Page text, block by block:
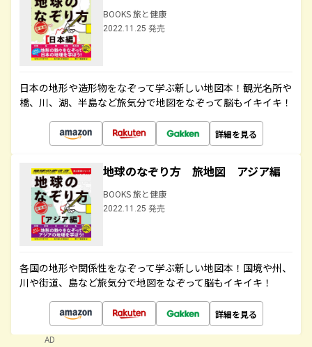
BOOKS 旅と健康
2022.11.25 発売
日本の地形や造形物をなぞって学ぶ新しい地図本！観光名所や
橋、川、湖、半島など旅気分で地図をなぞって脳もイキイキ！
詳細を見る
地球のなぞり方 旅地図 アジア編
BOOKS 旅と健康
2022.11.25 発売
各国の地形や関係性をなぞって学ぶ新しい地図本！国境や州、
川や街道、島など旅気分で地図をなぞって脳もイキイキ！
詳細を見る
AD